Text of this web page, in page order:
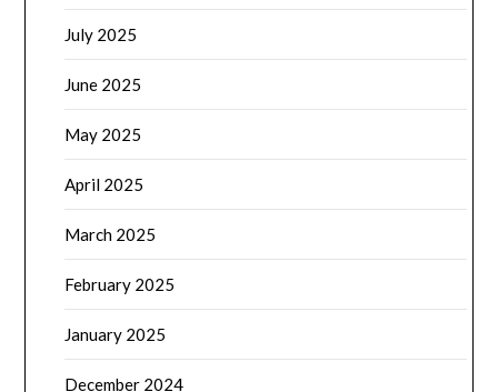
July 2025
June 2025
May 2025
April 2025
March 2025
February 2025
January 2025
December 2024